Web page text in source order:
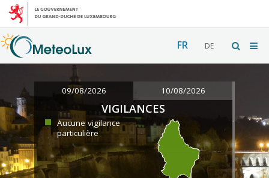
FR DE
09/08/2026 10/08/2026
VIGILANCES
Aucune vigilance
particulière